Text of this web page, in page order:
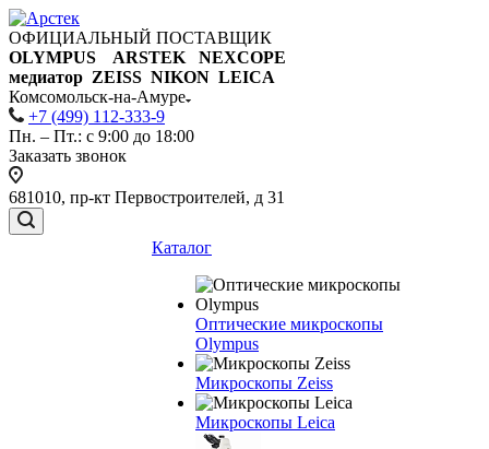
ОФИЦИАЛЬНЫЙ ПОСТАВЩИК
OLYMPUS ARSTEK NEXCOPE
медиатор ZEISS NIKON LEICA
Комсомольск-на-Амуре
+7 (499) 112-333-9
Пн. – Пт.: с 9:00 до 18:00
Заказать звонок
681010, пр-кт Первостроителей, д 31
Каталог
Оптические микроскопы
Olympus
Микроскопы Zeiss
Микроскопы Leica